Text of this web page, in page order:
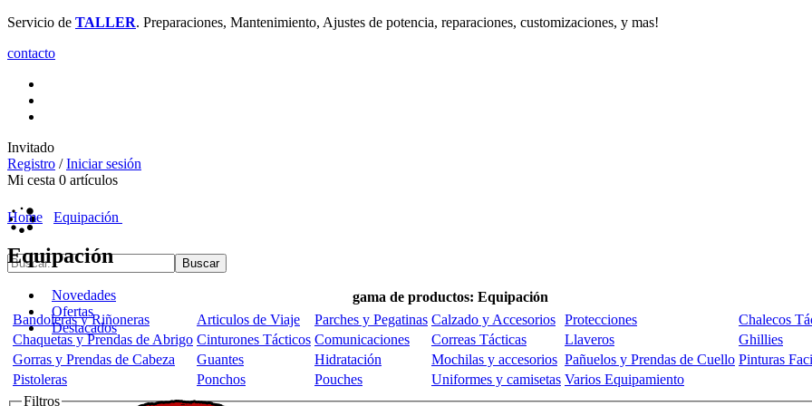
Servicio de TALLER. Preparaciones, Mantenimiento, Ajustes de potencia, reparaciones, customizaciones, y mas!
contacto
Invitado
Registro /Iniciar sesión
Mi cesta 0 artículos
Novedades
Ofertas
Destacados
Home Equipación
Equipación
gama de productos: Equipación
Bandoleras y Riñoneras
Articulos de Viaje Parches y Pegatinas Calzado y Accesorios Protecciones
Chalecos
Chaquetas y Prendas de Abrigo Cinturones Tácticos Comunicaciones Correas Tácticas Llaveros
Ghillies
Gorras y Prendas de Cabeza
Guantes Hidratación Mochilas y accesorios Pañuelos y Prendas de Cuello Pinturas
Pistoleras
Ponchos Pouches Uniformes y camisetas Varios Equipamiento
Filtros